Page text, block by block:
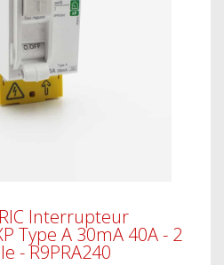
Interrupteur
Type A 30mA 40A - 2
- R9PRA240